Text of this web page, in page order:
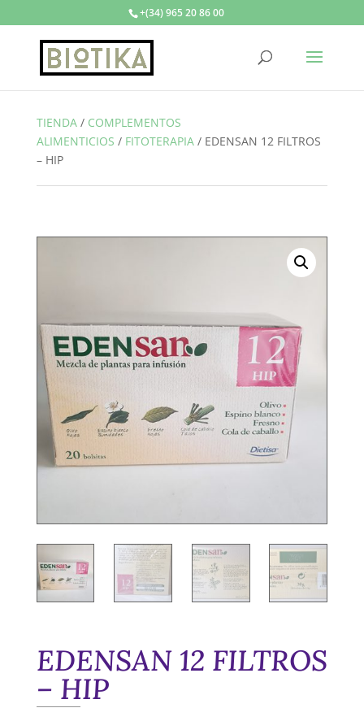
+(34) 965 20 86 00
TIENDA/ COMPLEMENTOS
ALIMENTICIOS / FITOTERAPIA/ EDENSAN 12 FILTROS
– HIP
EDENSAN 12 FILTROS
– HIP